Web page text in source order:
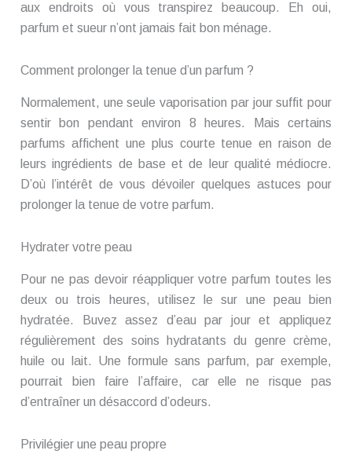
aux endroits où vous transpirez beaucoup. Eh oui,
parfum et sueur n’ont jamais fait bon ménage.
Comment prolonger la tenue d’un parfum ?
Normalement, une seule vaporisation par jour suffit pour
sentir bon pendant environ 8 heures. Mais certains
parfums affichent une plus courte tenue en raison de
leurs ingrédients de base et de leur qualité médiocre.
D’où l’intérêt de vous dévoiler quelques astuces pour
prolonger la tenue de votre parfum.
Hydrater votre peau
Pour ne pas devoir réappliquer votre parfum toutes les
deux ou trois heures, utilisez le sur une peau bien
hydratée. Buvez assez d’eau par jour et appliquez
régulièrement des soins hydratants du genre crème,
huile ou lait. Une formule sans parfum, par exemple,
pourrait bien faire l’affaire, car elle ne risque pas
d’entraîner un désaccord d’odeurs.
Privilégier une peau propre